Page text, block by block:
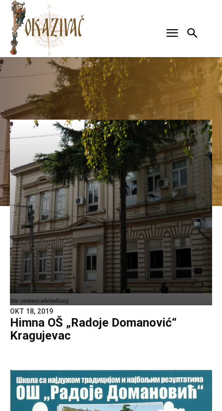
foto: commons.wikimedia.org
OKT 18, 2019
Himna OŠ „Radoje Domanović“
Kragujevac